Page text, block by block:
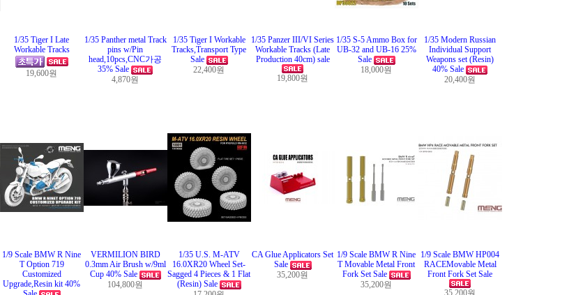
1/35 Tiger I Late
Workable Tracks
19,600원
1/35 Panther metal Track
pins w/Pin
head,10pcs,CNC가공
35% Sale
4,870원
1/35 Tiger I Workable
Tracks,Transport Type
Sale
22,400원
1/35 Panzer III/VI Series
Workable Tracks (Late
Production 40cm) sale
19,800원
1/35 S-5 Ammo Box for
UB-32 and UB-16 25%
Sale
18,000원
1/35 Modern Russian
Individual Support
Weapons set (Resin)
40% Sale
20,400원
1/9 Scale BMW R Nine
T Option 719
Customized
Upgrade,Resin kit 40%
VERMILION BIRD
0.3mm Air Brush w/9ml
Cup 40% Sale
104,800원
1/35 U.S. M-ATV
16.0XR20 Wheel Set-
Sagged 4 Pieces & 1 Flat
(Resin) Sale
CA Glue Applicators Set
Sale
35,200원
1/9 Scale BMW R Nine
T Movable Metal Front
Fork Set Sale
35,200원
1/9 Scale BMW HP004
RACEMovable Metal
Front Fork Set Sale
35,200원